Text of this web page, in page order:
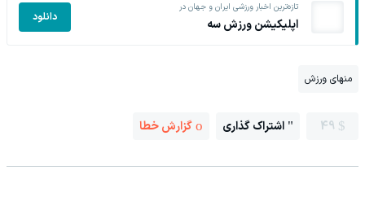
تازه‌ترین اخبار ورزشی ایران و جهان در
اپلیکیشن ورزش سه دانلود
منهای ورزش
49 اشتراک گذاری گزارش خطا